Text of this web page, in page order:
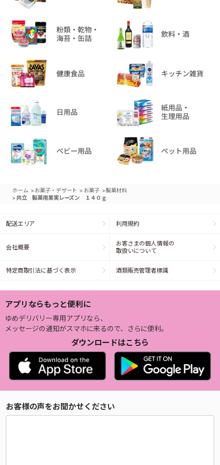
ホーム >お菓子・デザート > お菓子 >製菓材料
>共立 製菓用果実レーズン １４０ｇ
配送エリア 利用規約
会社概要
お客さまの個人情報の
取扱いについて
特定商取引法に基づく表示 酒類販売管理者標識
アプリならもっと便利に
ゆめデリバリー専用アプリなら、
メッセージの通知がスマホに来るので、さらに便利。
ダウンロードはこちら
お客様の声をお聞かせください